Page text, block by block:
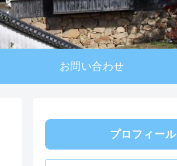
お問い合わせ
プロフィール